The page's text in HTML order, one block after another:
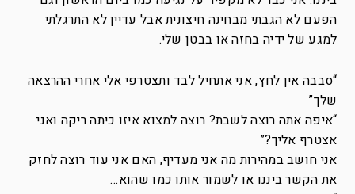
הפעם לא הגבתי מבחינה חיצונית אבל עדיין לא התרגלתי
למגע של ידיה בחזה או בבטן שלי.
“סבבה אין לחץ, אני אתחיל לבד ותצטרפי אלי אחרי ההרצאה
שלך”
“איפה אתה רוצה לשבת? רוצה למצוא איזו כיתה ריקה ואני
אצטרף אליך?”
אני חושב במהירות מה אני מעדיף, האם אני עוד רוצה לחזק
את הקשר ביננו או לשמור אותו כמו שהוא…